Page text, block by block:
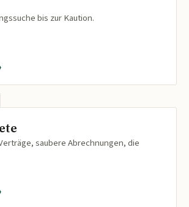
bis zur Kaution.
saubere Abrechnungen, die